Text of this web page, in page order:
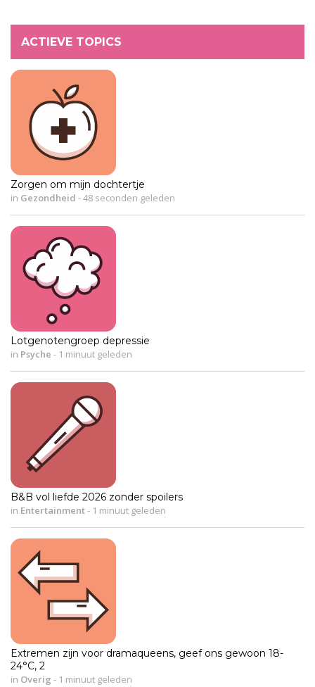
ACTIEVE TOPICS
Zorgen om mijn dochtertje
in Gezondheid -48 seconden geleden
Lotgenotengroep depressie
in Psyche - 1 minuut geleden
B&B vol liefde 2026 zonder spoilers
in Entertainment- 1 minuut geleden
Extremen zijn voor dramaqueens, geef ons gewoon 18-
24°C, 2
in Overig - 1 minuut geleden